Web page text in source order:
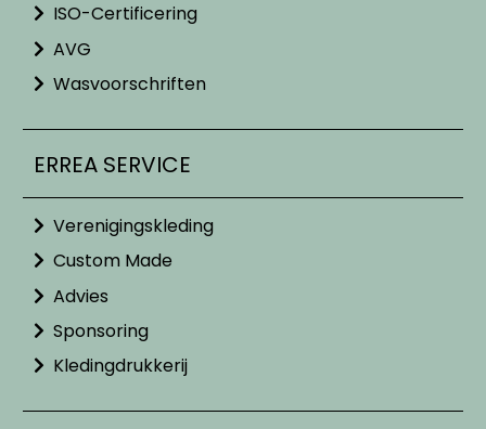
ISO-Certificering
AVG
Wasvoorschriften
ERREA SERVICE
Verenigingskleding
Custom Made
Advies
Sponsoring
Kledingdrukkerij